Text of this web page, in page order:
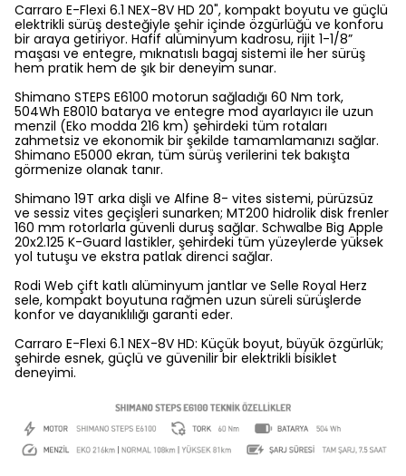
Carraro E-Flexi 6.1 NEX-8V HD 20", kompakt boyutu ve güçlü
elektrikli sürüş desteğiyle şehir içinde özgürlüğü ve konforu
bir araya getiriyor. Hafif alüminyum kadrosu, rijit 1-1/8”
maşası ve entegre, mıknatıslı bagaj sistemi ile her sürüş
hem pratik hem de şık bir deneyim sunar.
Shimano STEPS E6100 motorun sağladığı 60 Nm tork,
504Wh E8010 batarya ve entegre mod ayarlayıcı ile uzun
menzil (Eko modda 216 km) şehirdeki tüm rotaları
zahmetsiz ve ekonomik bir şekilde tamamlamanızı sağlar.
Shimano E5000 ekran, tüm sürüş verilerini tek bakışta
görmenize olanak tanır.
Shimano 19T arka dişli ve Alfine 8- vites sistemi, pürüzsüz
ve sessiz vites geçişleri sunarken; MT200 hidrolik disk frenler
160 mm rotorlarla güvenli duruş sağlar. Schwalbe Big Apple
20x2.125 K-Guard lastikler, şehirdeki tüm yüzeylerde yüksek
yol tutuşu ve ekstra patlak direnci sağlar.
Rodi Web çift katlı alüminyum jantlar ve Selle Royal Herz
sele, kompakt boyutuna rağmen uzun süreli sürüşlerde
konfor ve dayanıklılığı garanti eder.
Carraro E-Flexi 6.1 NEX-8V HD: Küçük boyut, büyük özgürlük;
şehirde esnek, güçlü ve güvenilir bir elektrikli bisiklet
deneyimi.